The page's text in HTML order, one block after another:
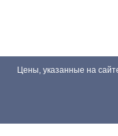
Цены, указанные на